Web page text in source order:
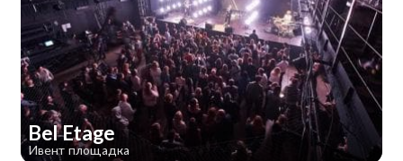
Bel Etage
Ивент площадка